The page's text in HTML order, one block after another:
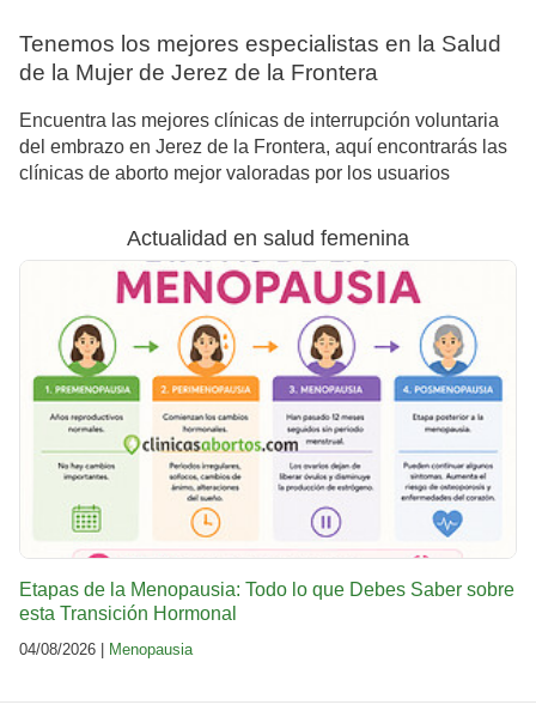
Tenemos los mejores especialistas en la Salud
de la Mujer de Jerez de la Frontera
Encuentra las mejores clínicas de interrupción voluntaria
del embrazo en Jerez de la Frontera, aquí encontrarás las
clínicas de aborto mejor valoradas por los usuarios
Actualidad en salud femenina
Etapas de la Menopausia: Todo lo que Debes Saber sobre
esta Transición Hormonal
04/08/2026 | Menopausia